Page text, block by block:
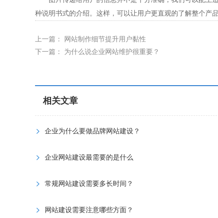
种说明书式的介绍。这样，可以让用户更直观的了解整个产
上一篇：
网站制作细节提升用户黏性
下一篇： 为什么说企业网站维护很重要？
相关文章
企业为什么要做品牌网站建设？
企业网站建设最需要的是什么
常规网站建设需要多长时间？
网站建设需要注意哪些方面？